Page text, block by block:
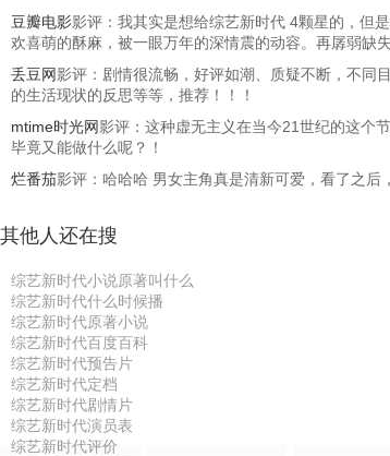
豆瓣电影影评：我其实是想给综艺新时代 4颗星的，但
欢喜萌的酥麻，被一眼万年的深情震的动容。再孱弱缺
丢豆网影评：剧情很流畅，好评如潮、质疑不断，不同
的生活现状的反思等等，推荐！！！
mtime时光网影评：这种虚无主义在当今21世纪的这个
毕竟又能做什么呢？！
烂番茄影评：哈哈哈 男女主角真是清新可爱，看了之
其他人还在搜
综艺新时代小说原著叫什么
综艺新时代什么时候播
综艺新时代原著小说
综艺新时代百度百科
综艺新时代预告片
综艺新时代定档
综艺新时代剧情片
综艺新时代演员表
综艺新时代评价